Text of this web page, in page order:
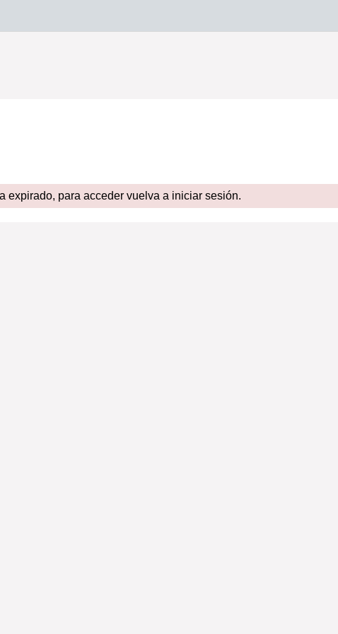
expirado, para acceder vuelva a iniciar sesión.